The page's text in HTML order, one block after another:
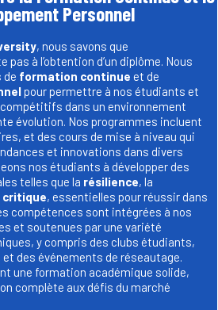
Personnel
, nous savons que
pas à l’obtention d’un diplôme. Nous
de formation continue et de
pour permettre à nos étudiants et
dans un environnement
évolution. Nos programmes incluent
et des cours de mise à niveau qui
et innovations dans divers
nos étudiants à développer des
telles que la résilience, la
critique, essentielles pour réussir dans
compétences sont intégrées à nos
et soutenues par une variété
y compris des clubs étudiants,
des événements de réseautage.
une formation académique solide,
complète aux défis du marché